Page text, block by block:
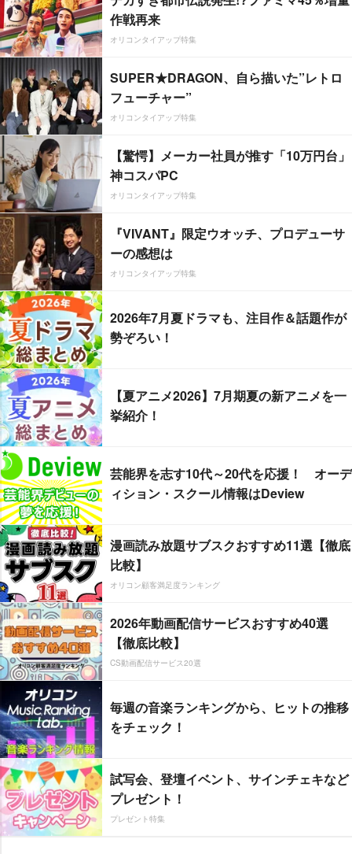
作戦再来
オリコンタイアップ特集
SUPER★DRAGON、自ら描いた”レトロ
フューチャー”
オリコンタイアップ特集
【驚愕】メーカー社員が推す「10万円台」
神コスパPC
オリコンタイアップ特集
『VIVANT』限定ウオッチ、プロデューサ
ーの感想は
オリコンタイアップ特集
2026年7月夏ドラマも、注目作＆話題作が
勢ぞろい！
【夏アニメ2026】7月期夏の新アニメを一
挙紹介！
芸能界を志す10代～20代を応援！ オーデ
ィション・スクール情報はDeview
漫画読み放題サブスクおすすめ11選【徹底
比較】
オリコン顧客満足度ランキング
2026年動画配信サービスおすすめ40選
【徹底比較】
CS動画配信サービス20選
毎週の音楽ランキングから、ヒットの推移
をチェック！
試写会、登壇イベント、サインチェキなど
プレゼント！
プレゼント特集